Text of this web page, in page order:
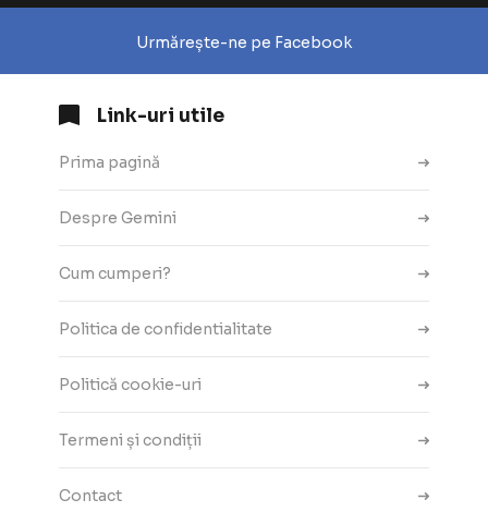
Urmărește-ne pe Facebook
Link-uri utile
Prima pagină
Despre Gemini
Cum cumperi?
Politica de confidentialitate
Politică cookie-uri
Termeni și condiții
Contact